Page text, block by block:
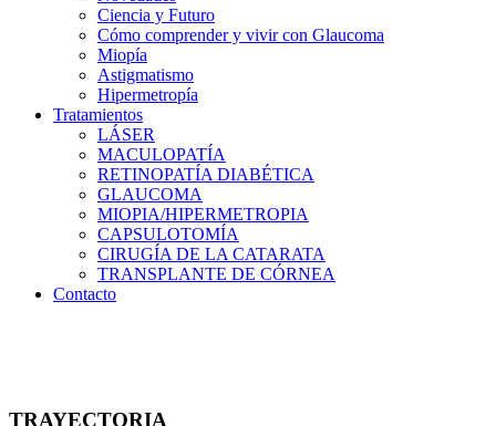
Ciencia y Futuro
Cómo comprender y vivir con Glaucoma
Miopía
Astigmatismo
Hipermetropía
Tratamientos
LÁSER
MACULOPATÍA
RETINOPATÍA DIABÉTICA
GLAUCOMA
MIOPIA/HIPERMETROPIA
CAPSULOTOMÍA
CIRUGÍA DE LA CATARATA
TRANSPLANTE DE CÓRNEA
Contacto
TRAYECTORIA